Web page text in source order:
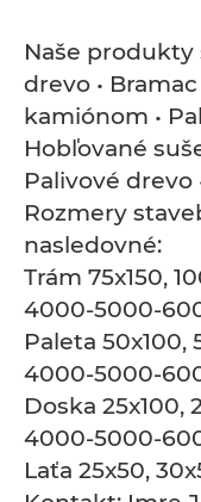
Naše produkty
drevo •
kamiónom •
Hobľované
Palivové drevo
Rozmery
nasledovné:
Trám 75x150,
4000-5000-
Paleta 50x100,
4000-5000-
Doska 25x100,
4000-5000-
Laťa 25x50,